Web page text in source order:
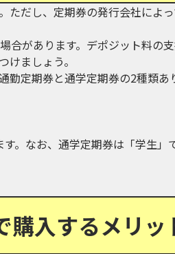
だし、定期券の発行会社によ
があります。デポジット料の
ましょう。
定期券と通学定期券の2種類あ
。なお、通学定期券は「学生」
購入するメリッ